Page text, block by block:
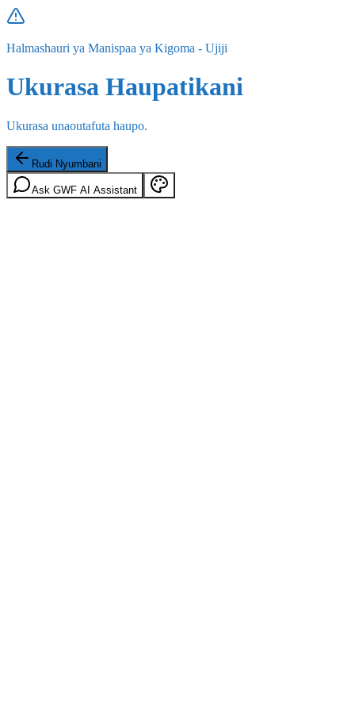
Halmashauri ya Manispaa ya Kigoma - Ujiji
Ukurasa Haupatikani
Ukurasa unaoutafuta haupo.
Rudi Nyumbani
Ask GWF AI Assistant